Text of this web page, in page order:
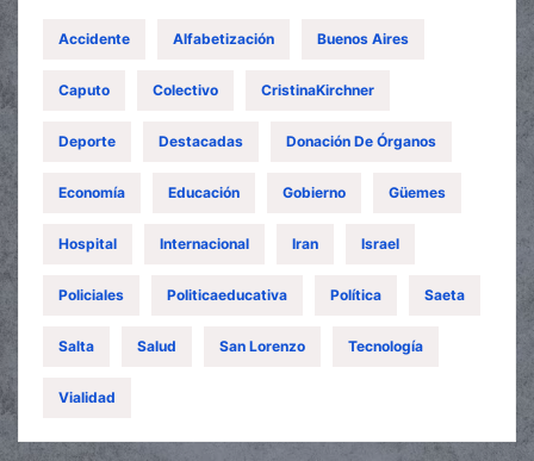
Accidente Alfabetización Buenos Aires
Caputo Colectivo CristinaKirchner
Deporte Destacadas Donación De Órganos
Economía Educación Gobierno Güemes
Hospital Internacional Iran Israel
Policiales Politicaeducativa Política Saeta
Salta Salud San Lorenzo Tecnología
Vialidad